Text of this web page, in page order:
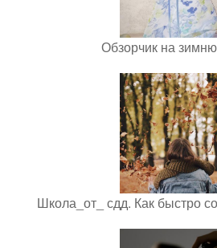
Обзорчик на
Школа_от_ сдд. Как быстро